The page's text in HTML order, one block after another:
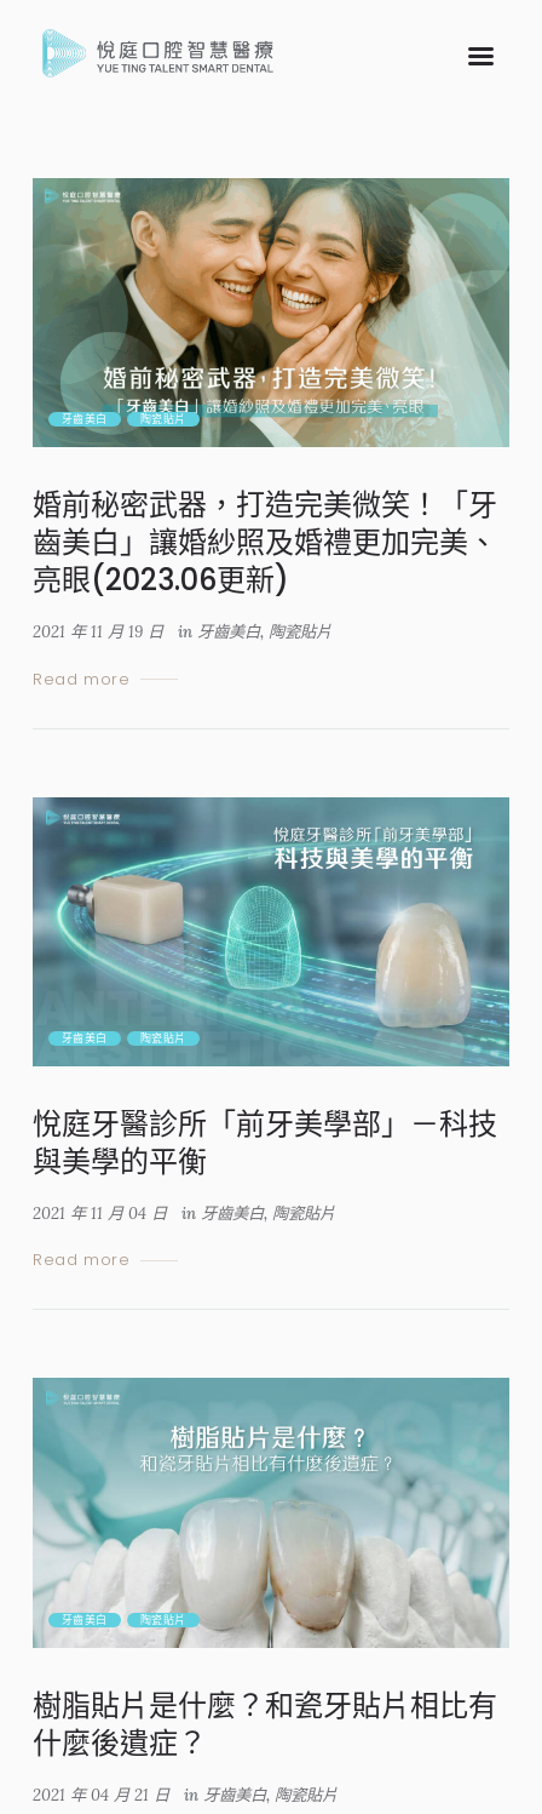
牙齒美白 陶瓷貼片
婚前秘密武器，打造完美微笑！「牙
齒美白」讓婚紗照及婚禮更加完美、
亮眼(2023.06更新)
2021 年 11 月 19 日 in 牙齒美白, 陶瓷貼片
Read more
牙齒美白 陶瓷貼片
悅庭牙醫診所「前牙美學部」－科技
與美學的平衡
2021 年 11 月 04 日 in 牙齒美白, 陶瓷貼片
Read more
牙齒美白 陶瓷貼片
樹脂貼片是什麼？和瓷牙貼片相比有
什麼後遺症？
2021 年 04 月 21 日 in 牙齒美白, 陶瓷貼片